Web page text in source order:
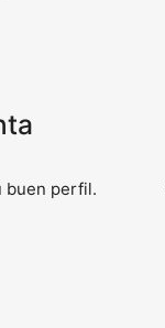
buen perfil.